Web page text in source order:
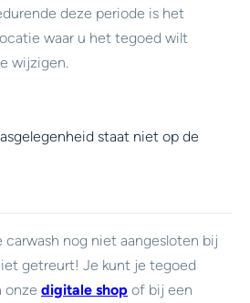
deze periode is het
waar u het tegoed wilt
wijzigen.
staat niet op de
carwash nog niet aangesloten bij
getreurt! Je kunt je tegoed
onze digitale shop of bij een